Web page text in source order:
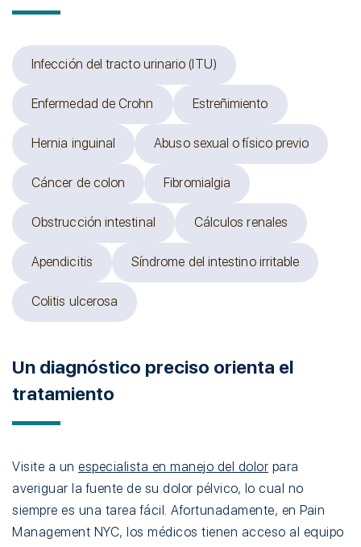
Infección del tracto urinario (ITU)
Enfermedad de Crohn Estreñimiento
Hernia inguinal Abuso sexual o físico previo
Cáncer de colon Fibromialgia
Obstrucción intestinal Cálculos renales
Apendicitis Síndrome del intestino irritable
Colitis ulcerosa
Un diagnóstico preciso orienta el
tratamiento
Visite a un especialista en manejo del dolor para
averiguar la fuente de su dolor pélvico, lo cual no
siempre es una tarea fácil. Afortunadamente, en Pain
Management NYC, los médicos tienen acceso al equipo